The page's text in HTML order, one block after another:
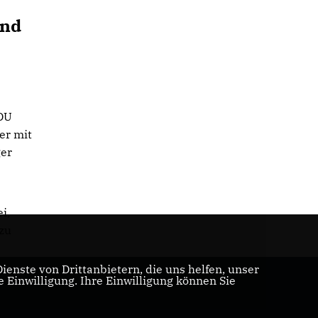
mit
von Drittanbietern, die uns helfen, unser
Einwilligung. Ihre Einwilligung können Sie